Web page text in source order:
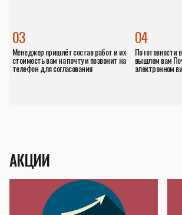
04
По
вышлем вам
электронном
03
Менеджер пришлёт состав работ и их
стоимость вам на почту и позвонит на
телефон для согласования
АКЦИИ